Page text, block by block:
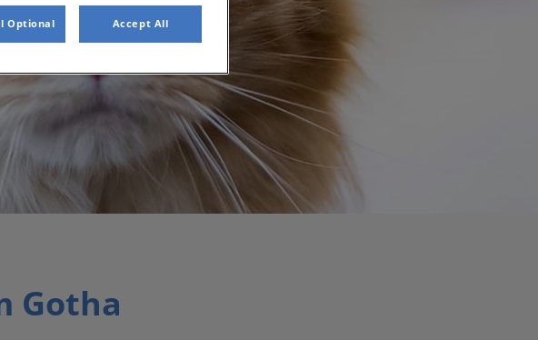
Gotha
Optional Accept All